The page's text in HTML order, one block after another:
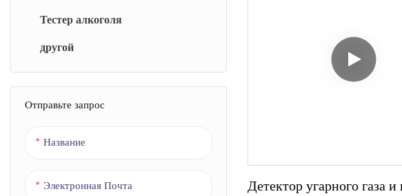
Тестер алкоголя
другой
Отправьте запрос
Название
Электронная Почта
Детектор угарного газа